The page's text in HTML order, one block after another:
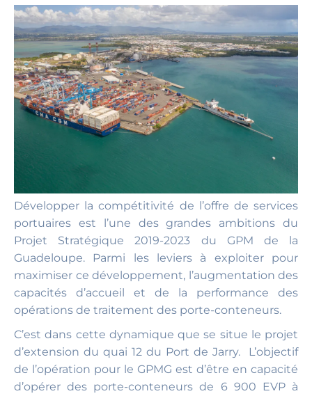
Développer la compétitivité de l’offre de services
portuaires est l’une des grandes ambitions du
Projet Stratégique 2019-2023 du GPM de la
Guadeloupe. Parmi les leviers à exploiter pour
maximiser ce développement, l’augmentation des
capacités d’accueil et de la performance des
opérations de traitement des porte-conteneurs.
C’est dans cette dynamique que se situe le projet
d’extension du quai 12 du Port de Jarry. L’objectif
de l’opération pour le GPMG est d’être en capacité
d’opérer des porte-conteneurs de 6 900 EVP à